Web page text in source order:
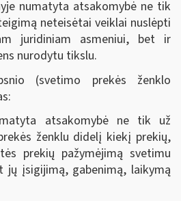
numatyta atsakomybė ne tik
neteisėtai veiklai nuslėpti
juridiniam asmeniui, bet ir
nurodytu tikslu.
(svetimo prekės ženklo
atsakomybė ne tik už
ženklu didelį kiekį prekių,
prekių pažymėjimą svetimu
jų įsigijimą, gabenimą, laikymą